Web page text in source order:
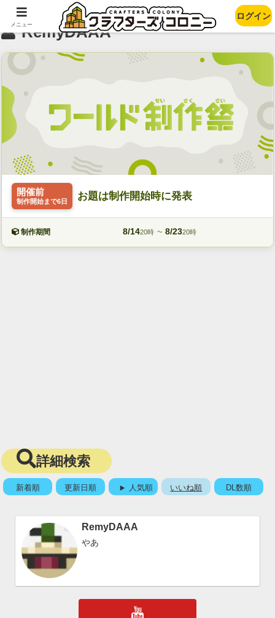
RemyDAAA
開催前
制作開始まで6日 お題は制作開始時に発表
制作期間 8/1420時 ~ 8/2320時
詳細検索
新着順 更新日順 人気順 いいね順 DL数順
RemyDAAA
やあ
メニュー
ログイン